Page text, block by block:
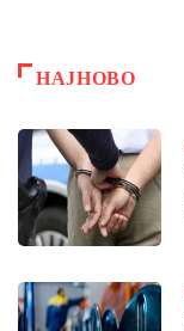
НАЈНОВО